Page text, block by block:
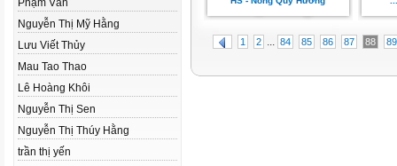
Phạm Văn
Nguyễn Thị Mỹ Hằng
Lưu Viết Thủy
Mau Tao Thao
Lê Hoàng Khôi
Nguyễn Thị Sen
Nguyễn Thị Thúy Hằng
trần thị yến
1 2 ... 84 85 86 87 88 89